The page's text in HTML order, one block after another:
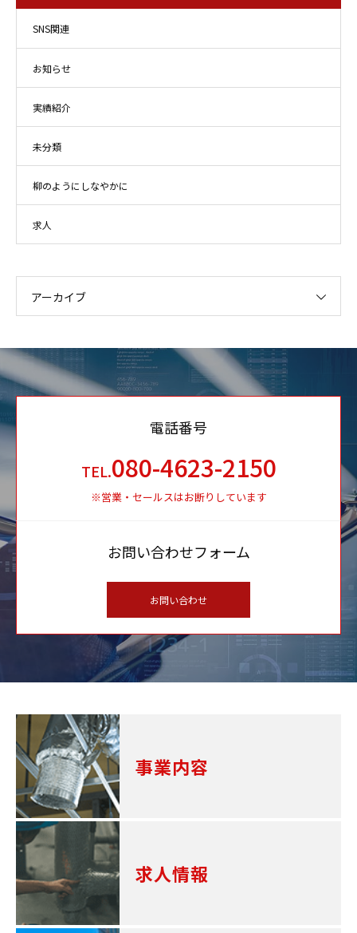
SNS関連
お知らせ
実績紹介
未分類
柳のようにしなやかに
求人
アーカイブ
電話番号
TEL.080-4623-2150
※営業・セールスはお断りしています
お問い合わせフォーム
お問い合わせ
事業内容
求人情報